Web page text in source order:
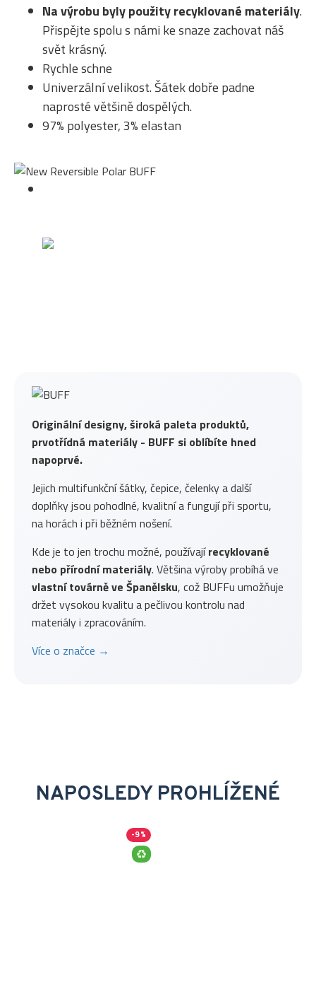
Originální designy, široká paleta produktů,
prvotřídná materiály - BUFF si oblíbíte hned
napoprvé.
Jejich multifunkční šátky, čepice, čelenky a další
doplňky jsou pohodlné, kvalitní a fungují při sportu,
na horách i při běžném nošení.
Kde je to jen trochu možné, používajírecyklované
nebo přírodní materiály. Většina výroby probíhá ve
vlastní továrně ve Španělsku, což BUFFu umožňuje
držet vysokou kvalitu a pečlivou kontrolu nad
materiály i zpracováním.
Více o značce →
Na výrobu byly použity recyklované materiály.
Přispějte spolu s námi ke snaze zachovat náš
svět krásný.
Rychle schne
Univerzální velikost. Šátek dobře padne
naprosté většině dospělých.
97% polyester, 3% elastan
NAPOSLEDY PROHLÍŽENÉ
-9 %